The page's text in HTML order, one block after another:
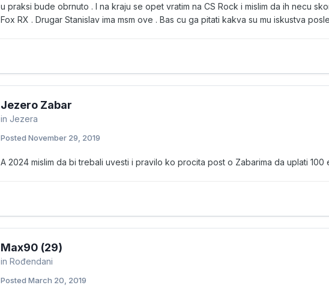
u praksi bude obrnuto . I na kraju se opet vratim na CS Rock i mislim da ih necu
Fox RX . Drugar Stanislav ima msm ove . Bas cu ga pitati kakva su mu iskustva
Jezero Zabar
in Jezera
Posted November 29, 2019
A 2024 mislim da bi trebali uvesti i pravilo ko procita post o Zabarima da uplati 100
Max90 (29)
in Rođendani
Posted March 20, 2019